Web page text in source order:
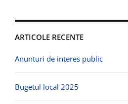
ARTICOLE RECENTE
Anunturi de interes public
Bugetul local 2025